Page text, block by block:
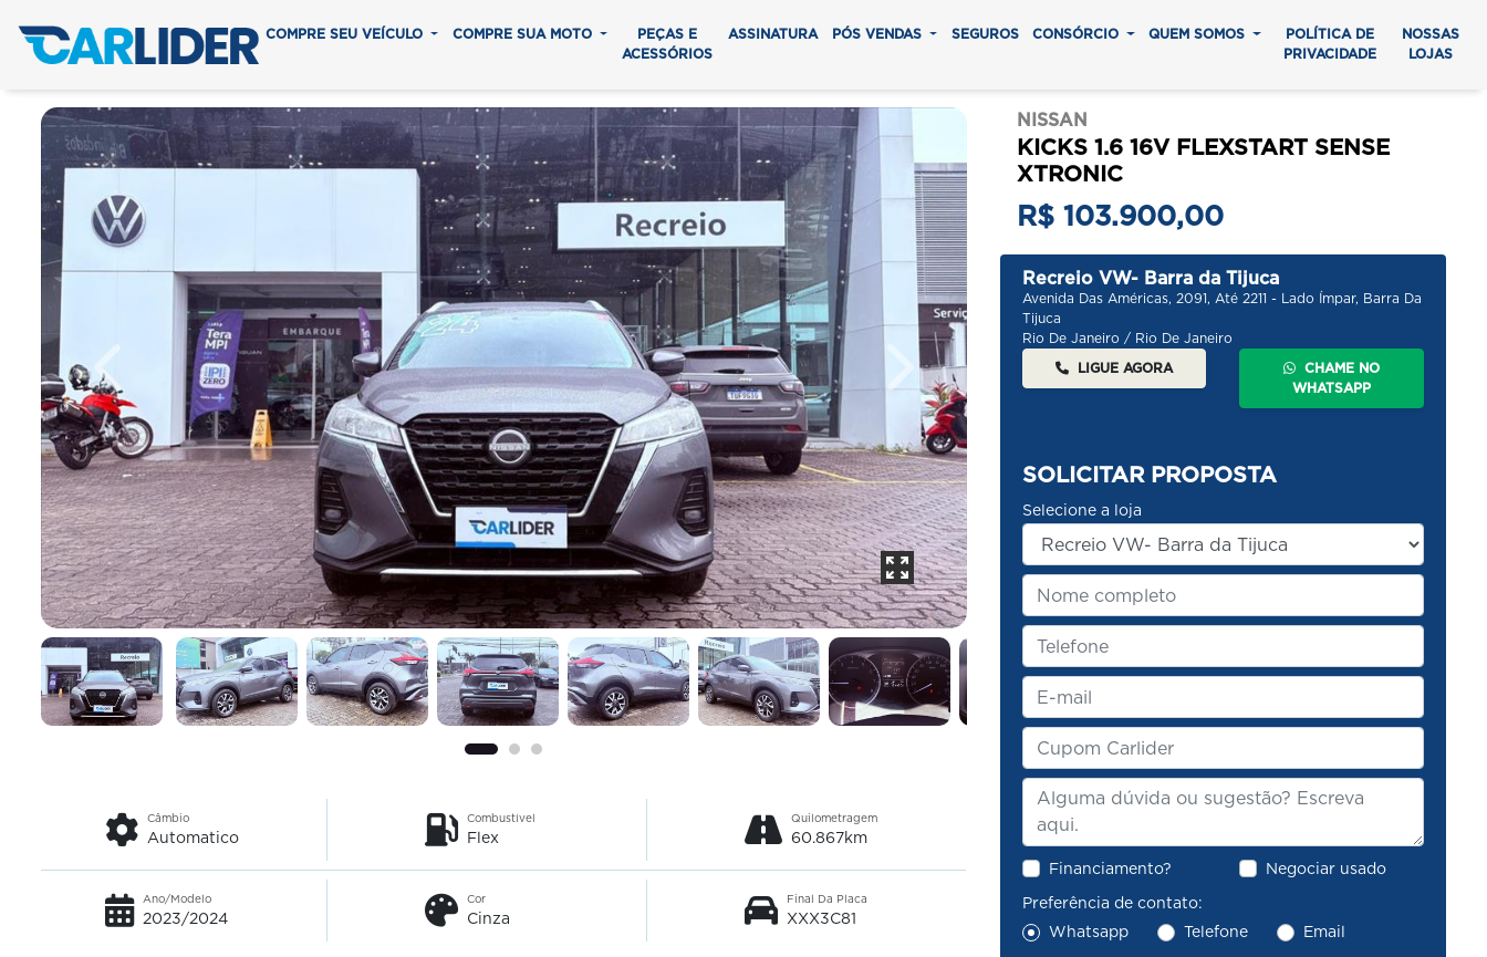
COMPRE SEU VEÍCULO COMPRE SUA MOTO
PEÇAS E
ACESSÓRIOS
ASSINATURA PÓS VENDAS SEGUROS CONSÓRCIO QUEM SOMOS
POLÍTICA DE
PRIVACIDADE
NOSSAS
LOJAS
NISSAN
KICKS 1.6 16V FLEXSTART SENSE
XTRONIC
R$ 103.900,00
Recreio VW- Barra da Tijuca
Avenida Das Américas, 2091, Até 2211 - Lado Ímpar, Barra Da
Tijuca
Rio De Janeiro / Rio De Janeiro
LIGUE AGORA
CHAME NO
WHATSAPP
SOLICITAR PROPOSTA
Selecione a loja
Financiamento?
Negociar usado
Preferência de contato:
Whatsapp
Telefone Email
Previous Next
Câmbio
Automatico
Combustível
Flex
Quilometragem
60.867km
Ano/Modelo
2023/2024
Cor
Cinza
Final Da Placa
XXX3C81